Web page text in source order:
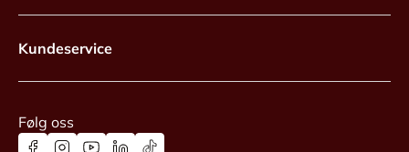
Kundeservice
Følg oss